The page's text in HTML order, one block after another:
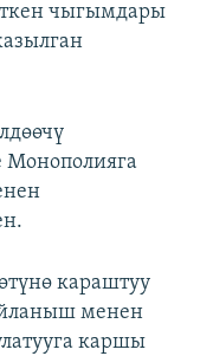
чыгымдары
Монополияга
караштуу
менен
каршы